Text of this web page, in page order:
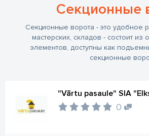
Секционные
Секционные ворота - это удобное
мастерских, складов - состоит из
элементов, доступны как
секционные
"Vārtu pasaule" SIA
0